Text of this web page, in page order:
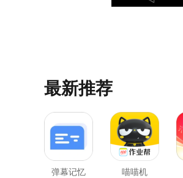
最新推荐
弹幕记忆 喵喵机